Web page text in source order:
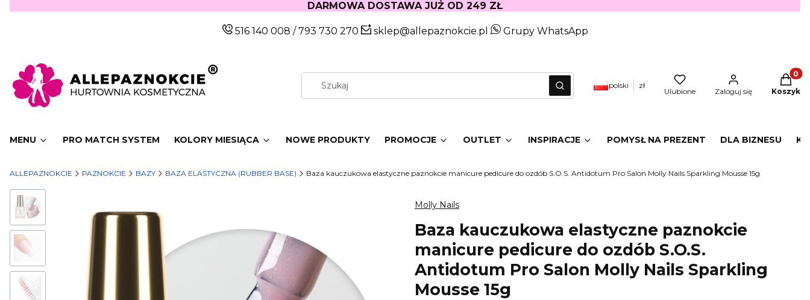
DARMOWA DOSTAWA JUŻ OD 249 ZŁ
516 140 008 /793 730 270 sklep@allepaznokcie.pl Grupy WhatsApp
WyczyśćSzukaj polski zł
Ulubione Zaloguj się Koszyk
MENU PRO MATCH SYSTEM KOLORY MIESIĄCA NOWE PRODUKTY PROMOCJE OUTLET INSPIRACJE POMYSŁ NA PREZENT DLA BIZNESU
ALLEPAZNOKCIE PAZNOKCIE BAZY BAZA ELASTYCZNA (RUBBER BASE) Baza kauczukowa elastyczne paznokcie manicure pedicure do ozdób S.O.S. Antidotum Pro Salon Molly Nails Sparkling Mousse 15g
Molly Nails
Baza kauczukowa elastyczne paznokcie
manicure pedicure do ozdób S.O.S.
Antidotum Pro Salon Molly Nails Sparkling
Mousse 15g